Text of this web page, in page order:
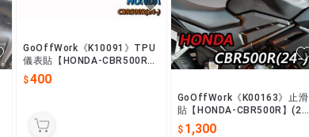
GoOffWork《K10091》TPU
儀表貼【HONDA-CBR500R】
(24-)
400
GoOffWork《K00163》止滑
貼【HONDA-CBR500R】(24
-) 1,300